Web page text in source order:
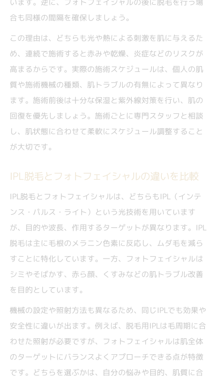
合も同様の間隔を確保しましょう。
この理由は、どちらも光や熱による刺激を肌に与えるた
め、連続で施術すると赤みや乾燥、炎症などのリスクが
高まるからです。実際の施術スケジュールは、個人の肌
質や施術機械の種類、肌トラブルの有無によって異なり
ます。施術前後は十分な保湿と紫外線対策を行い、肌の
回復を優先しましょう。施術ごとに専門スタッフと相談
し、肌状態に合わせて柔軟にスケジュール調整すること
が大切です。
IPL脱毛とフォトフェイシャルの違いを比較
IPL脱毛とフォトフェイシャルは、どちらもIPL（インテ
ンス・パルス・ライト）という光技術を用いています
が、目的や波長、作用するターゲットが異なります。IPL
脱毛は主に毛根のメラニン色素に反応し、ムダ毛を減ら
すことに特化しています。一方、フォトフェイシャルは
シミやそばかす、赤ら顔、くすみなどの肌トラブル改善
を目的としています。
機械の設定や照射方法も異なるため、同じIPLでも効果や
安全性に違いが出ます。例えば、脱毛用IPLは毛周期に合
わせた照射が必要ですが、フォトフェイシャルは肌全体
のターゲットにバランスよくアプローチできる点が特徴
です。どちらを選ぶかは、自分の悩みや目的、肌質に合